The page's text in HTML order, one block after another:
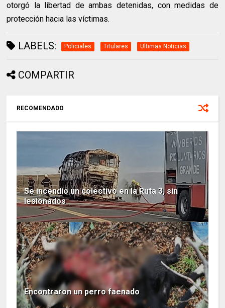
otorgó la libertad de ambas detenidas, con medidas de
protección hacia las víctimas.
LABELS: Policiales Titulares Ultimas Noticias
COMPARTIR
RECOMENDADO
Se incendio un colectivo en la Ruta 3, sin
lesionados
Encontraron un perro faenado